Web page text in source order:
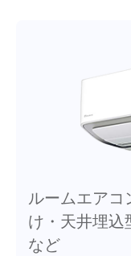
ルームエア
け・天井埋込
など